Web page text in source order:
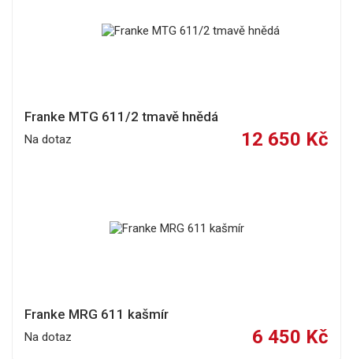
Franke MTG 611/2 tmavě hnědá
Na dotaz 12 650 Kč
Franke MRG 611 kašmír
Na dotaz 6 450 Kč